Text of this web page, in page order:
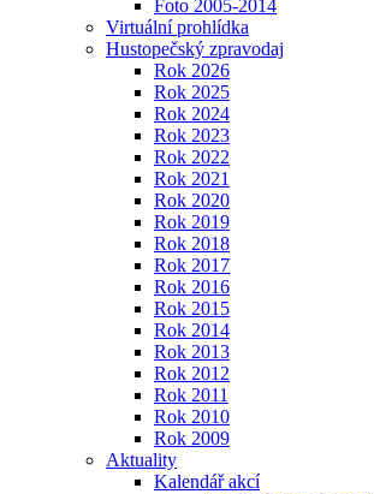
Foto 2005-2014
Virtuální prohlídka
Hustopečský zpravodaj
Rok 2026
Rok 2025
Rok 2024
Rok 2023
Rok 2022
Rok 2021
Rok 2020
Rok 2019
Rok 2018
Rok 2017
Rok 2016
Rok 2015
Rok 2014
Rok 2013
Rok 2012
Rok 2011
Rok 2010
Rok 2009
Aktuality
Kalendář akcí